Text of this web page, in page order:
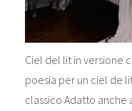
Ciel del lit in versione
poesia per un ciel de
classico Adatto anche